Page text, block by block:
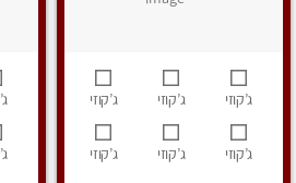
ג’קוזי ג’קוזי ג’קוזי
ג’קוזי ג’קוזי ג’קוזי